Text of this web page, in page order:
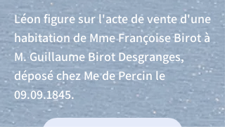
Léon figure sur l'acte de vente d'une
habitation de Mme Françoise Birot à
M. Guillaume Birot Desgranges,
déposé chez Me de Percin le
09.09.1845.